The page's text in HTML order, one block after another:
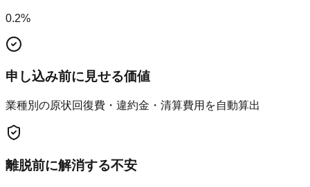
0.2%
申し込み前に見せる価値
業種別の原状回復費・違約金・清算費用を自動算出
離脱前に解消する不安